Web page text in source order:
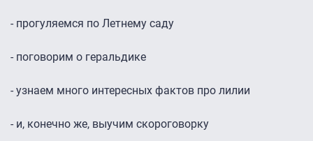
- прогуляемся по Летнему саду
- поговорим о геральдике
- узнаем много интересных фактов про лилии
- и, конечно же, выучим скороговорку